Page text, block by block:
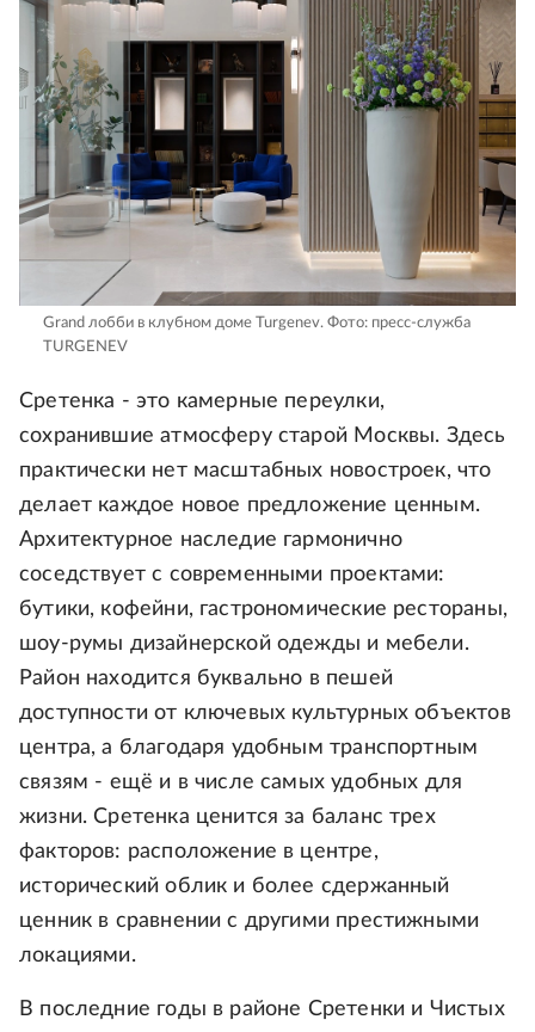
Grand лобби в клубном доме Turgenev. Фото: пресс-служба
TURGENEV
Сретенка - это камерные переулки,
сохранившие атмосферу старой Москвы. Здесь
практически нет масштабных новостроек, что
делает каждое новое предложение ценным.
Архитектурное наследие гармонично
соседствует с современными проектами:
бутики, кофейни, гастрономические рестораны,
шоу-румы дизайнерской одежды и мебели.
Район находится буквально в пешей
доступности от ключевых культурных объектов
центра, а благодаря удобным транспортным
связям - ещё и в числе самых удобных для
жизни. Сретенка ценится за баланс трех
факторов: расположение в центре,
исторический облик и более сдержанный
ценник в сравнении с другими престижными
локациями.
В последние годы в районе Сретенки и Чистых